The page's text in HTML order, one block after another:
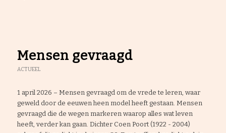
Mensen gevraagd
ACTUEEL
1 april 2026 – Mensen gevraagd om de vrede te leren, waar
geweld door de eeuwen heen model heeft gestaan. Mensen
gevraagd die de wegen markeren waarop alles wat leven
heeft, verder kan gaan. Dichter Coen Poort (1922 - 2004)